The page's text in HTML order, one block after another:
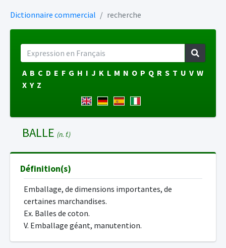
Dictionnaire commercial recherche
A B C D E F G H I J K L M N O P Q R S T U V W
X Y Z
BALLE (n. f.)
Définition(s)
Emballage, de dimensions importantes, de
certaines marchandises.
Ex. Balles de coton.
V. Emballage géant, manutention.